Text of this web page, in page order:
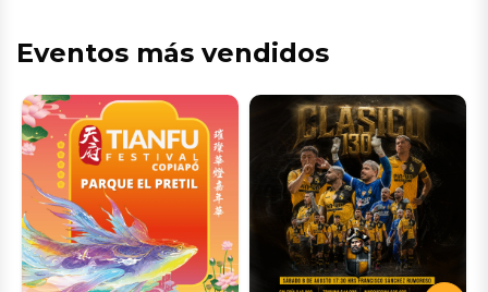
Eventos más vendidos